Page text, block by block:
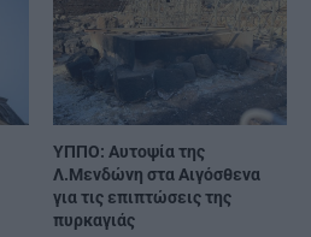
ΥΠΠΟ: Αυτοψία της
Λ.Μενδώνη στα Αιγόσθενα
για τις επιπτώσεις της
πυρκαγιάς